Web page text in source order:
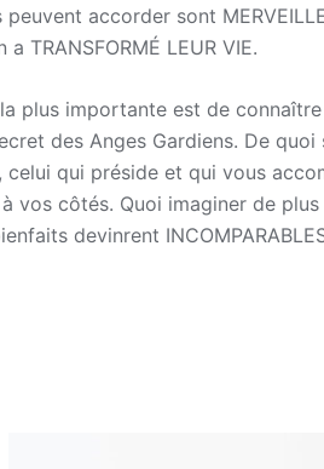
accorder sont
TRANSFORMÉ LEUR VIE.
importante est de
des Anges Gardiens. De
qui préside et qui vous
vos côtés. Quoi imaginer de
devinrent